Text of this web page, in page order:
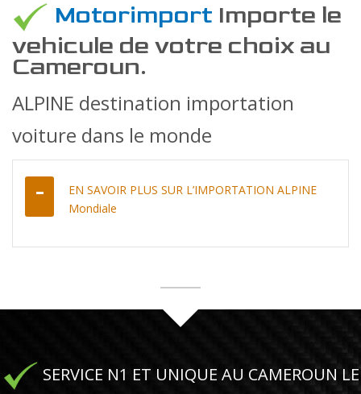
Motorimport Importe le
vehicule de votre choix au
Cameroun.
ALPINE destination importation
voiture dans le monde
EN SAVOIR PLUS SUR L’IMPORTATION ALPINE
Mondiale
SERVICE N1 ET UNIQUE AU CAMEROUN LE